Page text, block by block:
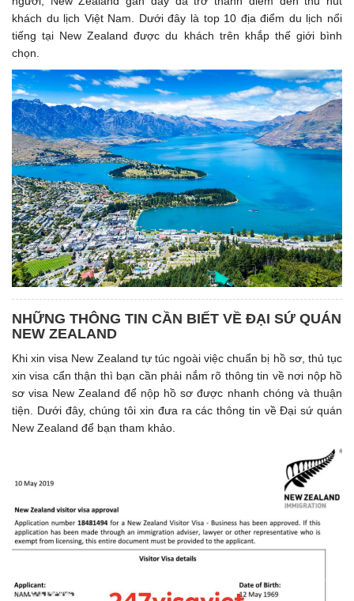
khách du lịch Việt Nam. Dưới đây là top 10 địa điểm du lịch nổi
tiếng tại New Zealand được du khách trên khắp thế giới bình
chọn.
NHỮNG THÔNG TIN CẦN BIẾT VỀ ĐẠI SỨ QUÁN
NEW ZEALAND
Khi xin visa New Zealand tự túc ngoài việc chuẩn bị hồ sơ, thủ tục
xin visa cẩn thận thì bạn cần phải nắm rõ thông tin về nơi nộp hồ
sơ visa New Zealand để nộp hồ sơ được nhanh chóng và thuận
tiện. Dưới đây, chúng tôi xin đưa ra các thông tin về Đại sứ quán
New Zealand để bạn tham khảo.